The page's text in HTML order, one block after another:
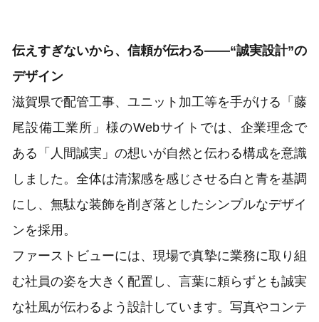
伝えすぎないから、信頼が伝わる——“誠実設計”の
デザイン
滋賀県で配管工事、ユニット加工等を手がける「藤
尾設備工業所」様のWebサイトでは、企業理念で
ある「人間誠実」の想いが自然と伝わる構成を意識
しました。全体は清潔感を感じさせる白と青を基調
にし、無駄な装飾を削ぎ落としたシンプルなデザイ
ンを採用。
ファーストビューには、現場で真摯に業務に取り組
む社員の姿を大きく配置し、言葉に頼らずとも誠実
な社風が伝わるよう設計しています。写真やコンテ